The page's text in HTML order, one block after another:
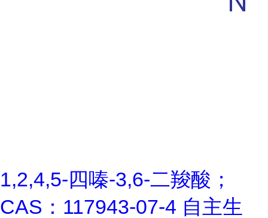
1,2,4,5-四嗪-3,6-二羧酸；
CAS：117943-07-4 自主生